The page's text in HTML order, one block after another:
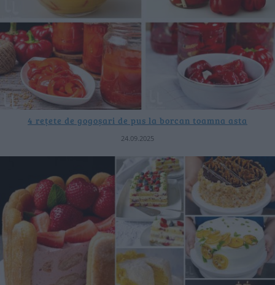
4 rețete de gogoșari de pus la borcan toamna asta
24.09.2025